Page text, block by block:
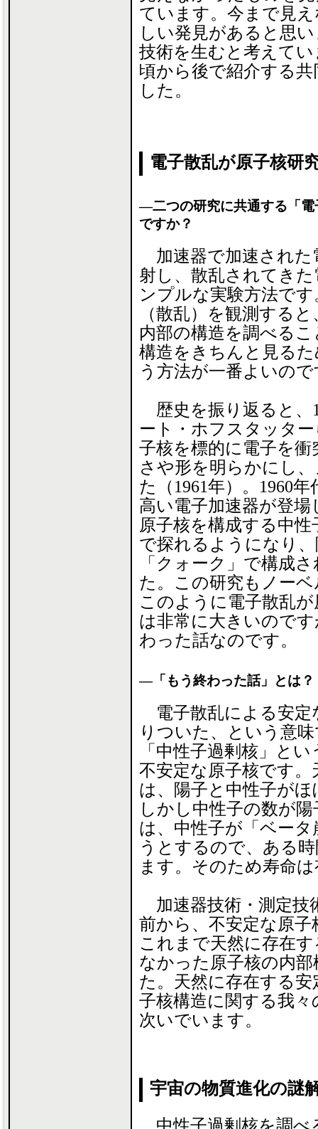
ています。今まで見
しい発見があると思
技術を生むと考えて
頃から後で紹介する
した。
電子散乱が原子核研
―二つの研究に共通する「電
ですか？
加速器で加速された
射し、散乱されてき
ンプルな実験方法で
（散乱）を観測する
内部の構造を調べる
構造をきちんと見る
う方法が一番よいので
歴史を振り返ると、
ート・ホフスタッタ
子核を標的に電子を
さや形を明らかにし
た（1961年）。1960
高い電子加速器が登
原子核を構成する中
で探れるようになり
「クォーク」で構成
た。この研究もノー
このように電子散乱
は非常に大きいので
わった話なのです。
―「もう終わった話」とは？
電子散乱による安定
りついた、という意
「中性子過剰核」と
不安定な原子核です
は、陽子と中性子が
しかし中性子の数が
は、中性子が「ベー
うとするので、ある
ます。そのため寿命
加速器技術・測定技
前から、不安定な原
これまで天然に存在
なかった原子核の内
た。天然に存在する
子核構造に関する我
次いでいます。
宇宙の物質進化の謎